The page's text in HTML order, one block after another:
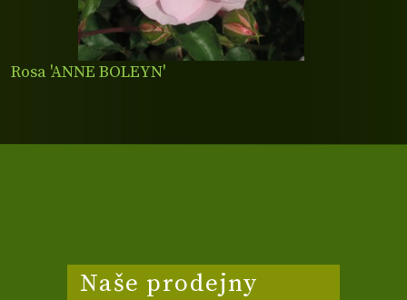
Rosa 'ANNE BOLEYN'
Naše prodejny